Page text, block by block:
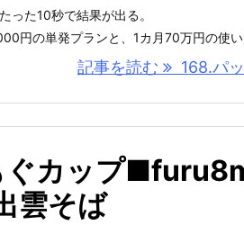
った10秒で結果が出る。
円の単発プランと、1カ月70万円の使
記事を読む 168.パ
ぐカップ
雲そば